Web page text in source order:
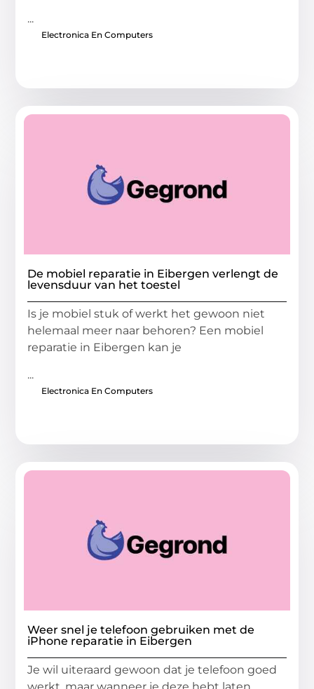
...
Electronica En Computers
De mobiel reparatie in Eibergen verlengt de
levensduur van het toestel
Is je mobiel stuk of werkt het gewoon niet
helemaal meer naar behoren? Een mobiel
reparatie in Eibergen kan je
...
Electronica En Computers
Weer snel je telefoon gebruiken met de
iPhone reparatie in Eibergen
Je wil uiteraard gewoon dat je telefoon goed